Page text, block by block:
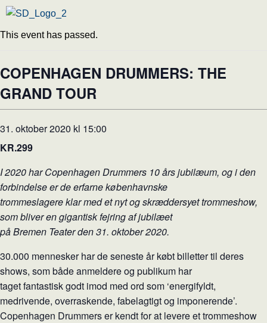
This event has passed.
COPENHAGEN DRUMMERS: THE
GRAND TOUR
31. oktober 2020 kl 15:00
KR.299
I 2020 har Copenhagen Drummers 10 års jubilæum, og i den
forbindelse er de erfarne københavnske
trommeslagere klar med et nyt og skræddersyet trommeshow,
som bliver en gigantisk fejring af jubilæet
på Bremen Teater den 31. oktober 2020.
30.000 mennesker har de seneste år købt billetter til deres
shows, som både anmeldere og publikum har
taget fantastisk godt imod med ord som ‘energifyldt,
medrivende, overraskende, fabelagtigt og imponerende’.
Copenhagen Drummers er kendt for at levere et trommeshow